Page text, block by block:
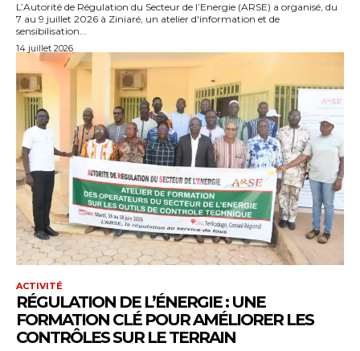
L’Autorité de Régulation du Secteur de l’Energie (ARSE) a organisé, du
7 au 9 juillet 2026 à Ziniaré, un atelier d'information et de
sensibilisation...
14 juillet 2026
ACTIVITÉ
RÉGULATION DE L’ÉNERGIE : UNE
FORMATION CLÉ POUR AMÉLIORER LES
CONTRÔLES SUR LE TERRAIN